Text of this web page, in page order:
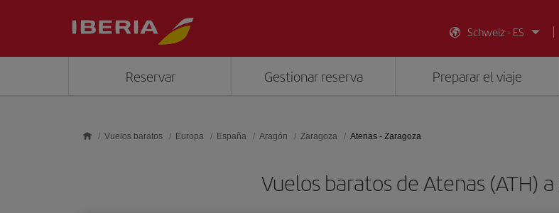
Schweiz - ES
Reservar Gestionar reserva Preparar el viaje
Vuelos baratos Europa España Aragón Zaragoza Atenas - Zaragoza
Vuelos baratos de Atenas (ATH)